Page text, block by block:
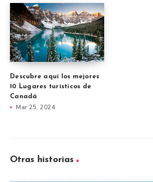
Descubre aquí los mejores
10 Lugares turísticos de
Canadá
Mar 25, 2024
Otras historias